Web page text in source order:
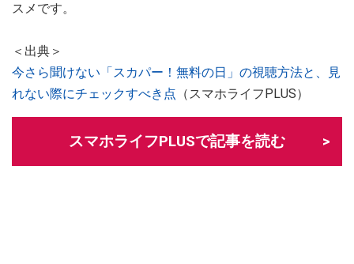
スメです。
＜出典＞
今さら聞けない「スカパー！無料の日」の視聴方法と、見
れない際にチェックすべき点 （スマホライフPLUS）
スマホライフPLUSで記事を読む